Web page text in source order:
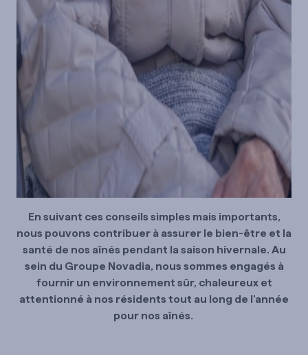
En suivant ces conseils simples mais importants,
nous pouvons contribuer à assurer le bien-être et la
santé de nos aînés pendant la saison hivernale. Au
sein du Groupe Novadia, nous sommes engagés à
fournir un environnement sûr, chaleureux et
attentionné à nos résidents tout au long de l’année
pour nos aînés.